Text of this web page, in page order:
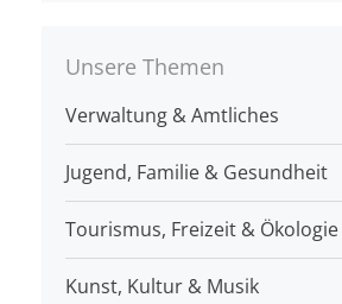
Unsere Themen
Verwaltung & Amtliches
Jugend, Familie & Gesundheit
Tourismus, Freizeit & Ökologie
Kunst, Kultur & Musik